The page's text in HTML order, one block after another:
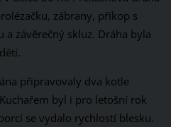
zábrany, příkop s
závěrečný skluz. Dráha byla
připravovaly dva kotle
byl i pro letošní rok
se vydalo rychlostí blesku.